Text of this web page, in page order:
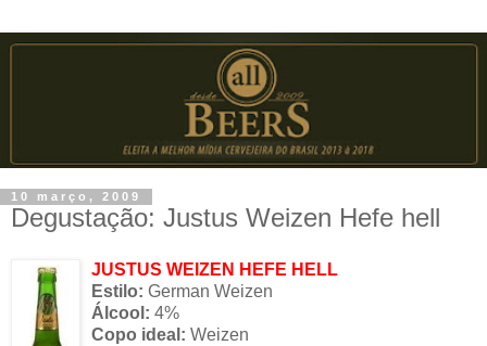
10 março, 2009
Degustação: Justus Weizen Hefe hell
JUSTUS WEIZEN HEFE HELL
Estilo: German Weizen
Álcool: 4%
Copo ideal: Weizen